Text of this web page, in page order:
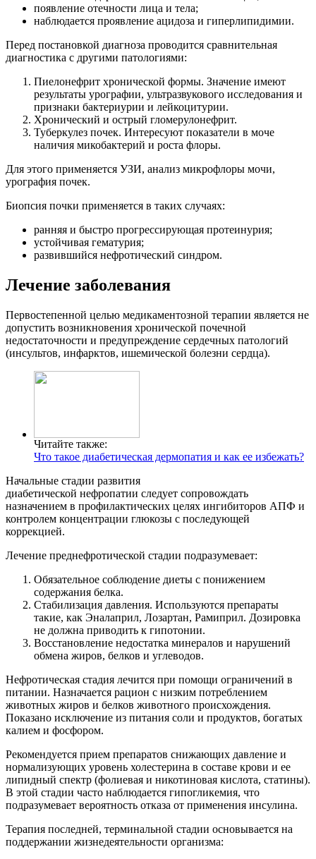
появление отечности лица и тела;
наблюдается проявление ацидоза и гиперлипидимии.
Перед постановкой диагноза проводится сравнительная
диагностика с другими патологиями:
Пиелонефрит хронической формы. Значение имеют
результаты урографии, ультразвукового исследования и
признаки бактериурии и лейкоцитурии.
Хронический и острый гломерулонефрит.
Туберкулез почек. Интересуют показатели в моче
наличия микобактерий и роста флоры.
Для этого применяется УЗИ, анализ микрофлоры мочи,
урография почек.
Биопсия почки применяется в таких случаях:
ранняя и быстро прогрессирующая протеинурия;
устойчивая гематурия;
развившийся нефротический синдром.
Лечение заболевания
Первостепенной целью медикаментозной терапии является не
допустить возникновения хронической почечной
недостаточности и предупреждение сердечных патологий
(инсультов, инфарктов, ишемической болезни сердца).
Читайте также:
Что такое диабетическая дермопатия и как ее избежать?
Начальные стадии развития
диабетической нефропатии следует сопровождать
назначением в профилактических целях ингибиторов АПФ и
контролем концентрации глюкозы с последующей
коррекцией.
Лечение преднефротической стадии подразумевает:
Обязательное соблюдение диеты с понижением
содержания белка.
Стабилизация давления. Используются препараты
такие, как Эналаприл, Лозартан, Рамиприл. Дозировка
не должна приводить к гипотонии.
Восстановление недостатка минералов и нарушений
обмена жиров, белков и углеводов.
Нефротическая стадия лечится при помощи ограничений в
питании. Назначается рацион с низким потреблением
животных жиров и белков животного происхождения.
Показано исключение из питания соли и продуктов, богатых
калием и фосфором.
Рекомендуется прием препаратов снижающих давление и
нормализующих уровень холестерина в составе крови и ее
липидный спектр (фолиевая и никотиновая кислота, статины).
В этой стадии часто наблюдается гипогликемия, что
подразумевает вероятность отказа от применения инсулина.
Терапия последней, терминальной стадии основывается на
поддержании жизнедеятельности организма: